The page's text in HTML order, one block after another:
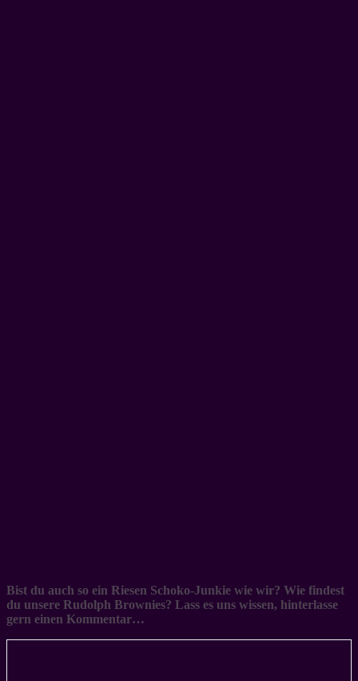
Bist du auch so ein Riesen Schoko-Junkie wie wir? Wie findest
du unsere Rudolph Brownies? Lass es uns wissen, hinterlasse
gern einen Kommentar…